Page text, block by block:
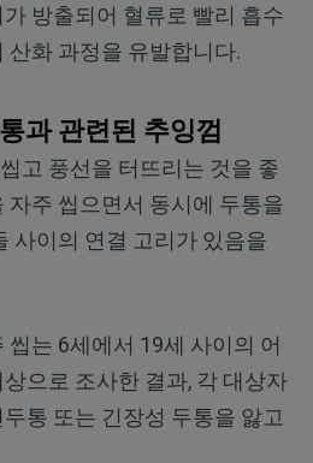
방출되어 혈류로 빨리 흡수
산화 과정을 유발합니다.
과 관련된 추잉껌
고 풍선을 터뜨리는 것을 좋
자주 씹으면서 동시에 두통을
사이의 연결 고리가 있음을
씹는 6세에서 19세 사이의 어
으로 조사한 결과, 각 대상자
통 또는 긴장성 두통을 앓고